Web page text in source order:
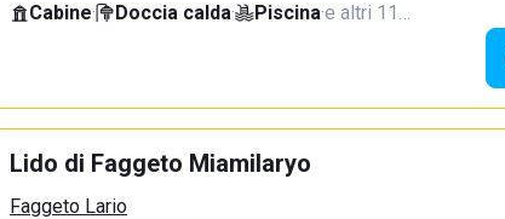
Cabine· Doccia calda· Piscina·e altri 11…
Lido di Faggeto Miamilaryo
Faggeto Lario